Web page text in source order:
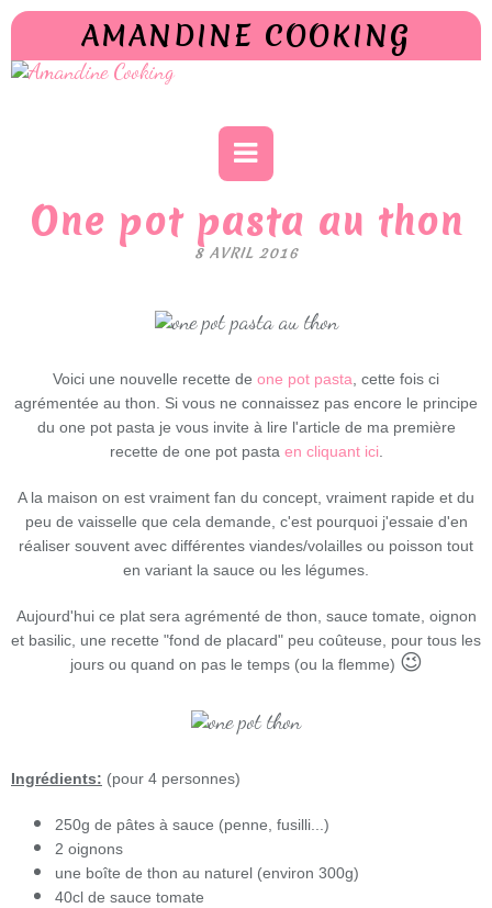
AMANDINE COOKING
One pot pasta au thon
8 AVRIL 2016
Voici une nouvelle recette de one pot pasta , cette fois ci
agrémentée au thon. Si vous ne connaissez pas encore le principe
du one pot pasta je vous invite à lire l'article de ma première
recette de one pot pasta en cliquant ici
A la maison on est vraiment fan du concept, vraiment rapide et du
peu de vaisselle que cela demande, c'est pourquoi j'essaie d'en
réaliser souvent avec différentes viandes/volailles ou poisson tout
en variant la sauce ou les légumes.
Aujourd'hui ce plat sera agrémenté de thon, sauce tomate, oignon
et basilic, une recette "fond de placard" peu coûteuse, pour tous les
jours ou quand on pas le temps (ou la flemme) 😉
Ingrédients: (pour 4 personnes)
250g de pâtes à sauce (penne, fusilli...)
2 oignons
une boîte de thon au naturel (environ 300g)
40cl de sauce tomate